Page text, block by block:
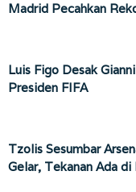
Madrid Pecahkan
Luis Figo Desak
Presiden FIFA
Tzolis Sesumbar
Gelar, Tekanan Ada di